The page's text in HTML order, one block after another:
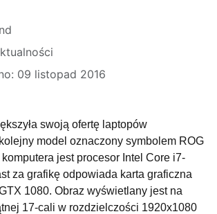
09 listopad 2016
swoją ofertę laptopów
model oznaczony symbolem ROG
jest procesor Intel Core i7-
za grafikę odpowiada karta graficzna
1080. Obraz wyświetlany jest na
17-cali w rozdzielczości 1920x1080